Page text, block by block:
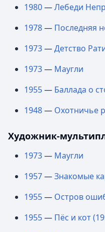
1980—Лебеди
1978— Последняя
1973—Детство
1973— Маугли
1955— Баллада о
1948— Охотничье
Художник-
1973— Маугли
1957—Знакомые
1955— Остров
1955— Пёс и кот